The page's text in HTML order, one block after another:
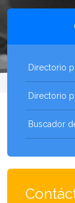
Directorio
Directorio
Buscador